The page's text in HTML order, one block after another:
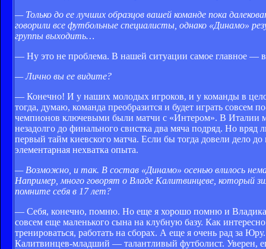
— Только до ее лучших образцов вашей команде пока
говорили все футбольные специалисты, однако «Динамо»
группы выходить…
— Ну это не проблема. В нашей ситуации самое главное —
— Лично вы ее видите?
— Конечно! И у наших молодых игроков, и у команды в
тогда, думаю, команда преобразится и будет играть
чемпионов ключевыми были матчи с «Интером». В Италии
незадолго до финального свистка два мяча подряд. Но вряд
первый тайм киевского матча. Если бы тогда довели дело
элементарная нехватка опыта.
— Возможно, и так. В состав «Динамо» осенью влилось
Например, много говорят о Владе Калитвинцеве, который
помните себя в 17 лет?
— Себя, конечно, помню. Но еще я хорошо помню и
совсем еще маленького сына на клубную базу. Как
тренироваться, работать на сборах. А еще я очень рад за
Калитвинцев-младший — талантливый футболист. Уверен,